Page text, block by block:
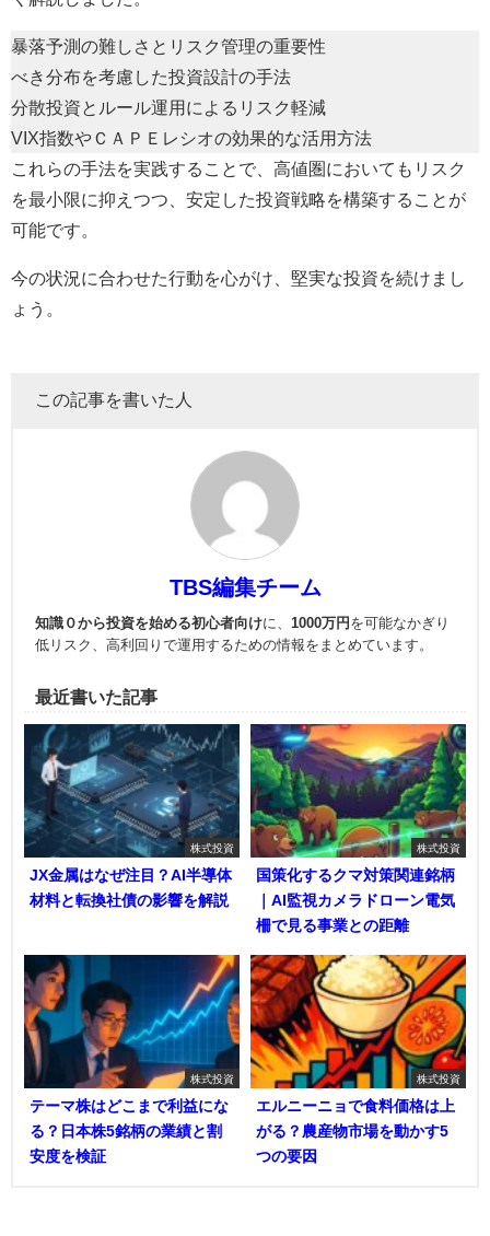
暴落予測の難しさとリスク管理の重要性
べき分布を考慮した投資設計の手法
分散投資とルール運用によるリスク軽減
VIX指数やＣＡＰＥレシオの効果的な活用方法
これらの手法を実践することで、高値圏においてもリスク
を最小限に抑えつつ、安定した投資戦略を構築することが
可能です。
今の状況に合わせた行動を心がけ、堅実な投資を続けまし
ょう。
この記事を書いた人
TBS編集チーム
知識０から投資を始める初心者向けに、 1000万円 を可能なかぎり
低リスク、高利回りで運用するための情報をまとめています。
最近書いた記事
株式投資
JX金属はなぜ注目？AI半導体
材料と転換社債の影響を解説
株式投資
国策化するクマ対策関連銘柄
｜AI監視カメラドローン電気
柵で見る事業との距離
株式投資
テーマ株はどこまで利益にな
る？日本株5銘柄の業績と割
安度を検証
株式投資
エルニーニョで食料価格は上
がる？農産物市場を動かす5
つの要因